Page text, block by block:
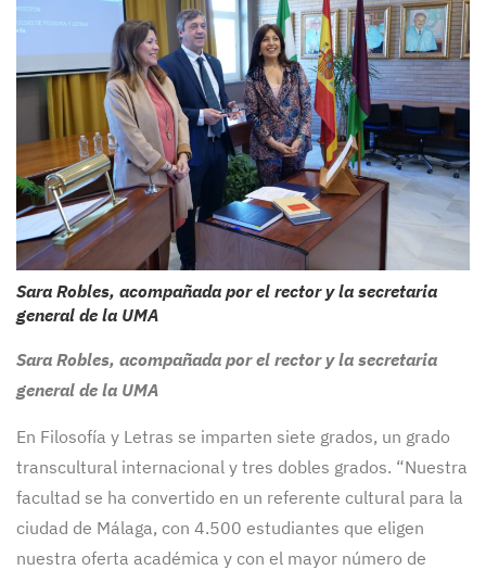
Sara Robles, acompañada por el rector y la secretaria
general de la UMA
Sara Robles, acompañada por el rector y la secretaria
general de la UMA
En Filosofía y Letras se imparten siete grados, un grado
transcultural internacional y tres dobles grados. “Nuestra
facultad se ha convertido en un referente cultural para la
ciudad de Málaga, con 4.500 estudiantes que eligen
nuestra oferta académica y con el mayor número de